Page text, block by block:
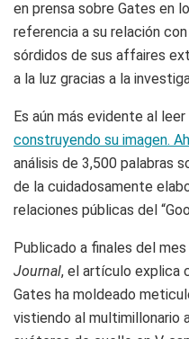
en prensa sobre Gates en
referencia a su relación
sórdidos de sus affaires
a la luz gracias a la
Es aún más evidente al leer
construyendo su imagen.
análisis de 3,500 palabras
de la cuidadosamente
relaciones públicas del
Publicado a finales del
Journal, el artículo explica
Gates ha moldeado
vistiendo al multimillonario